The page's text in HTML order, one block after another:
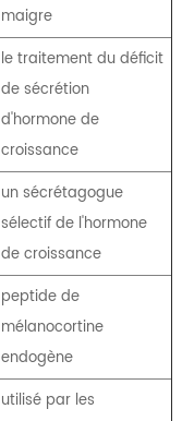
maigre
le traitement du déficit
de sécrétion
d'hormone de
croissance
un sécrétagogue
sélectif de l'hormone
de croissance
peptide de
mélanocortine
endogène
utilisé par les